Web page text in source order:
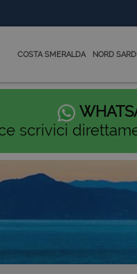
COSTA SMERALDA NORD
scrivici